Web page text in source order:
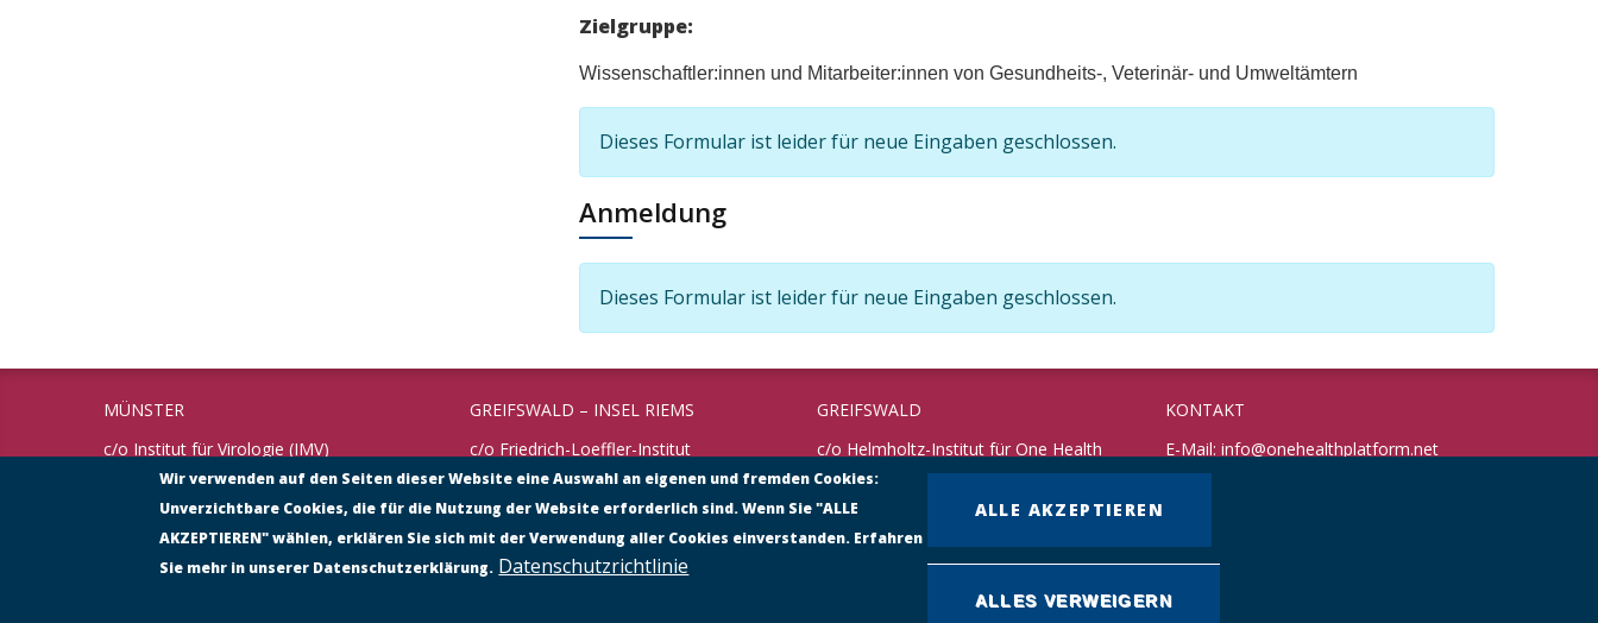
Zielgruppe:
Wissenschaftler:innen und Mitarbeiter:innen von Gesundheits-, Veterinär- und Umweltämtern
Informationsnachricht
Dieses Formular ist leider für neue Eingaben geschlossen.
Anmeldung
Informationsnachricht
Dieses Formular ist leider für neue Eingaben geschlossen.
MÜNSTER
c/o Institut für Virologie (IMV)
Universität Münster
Von-Esmarch-Straße 56
48149 Münster
Tel.: 0251 – 835 30 11
GREIFSWALD – INSEL RIEMS
c/o Friedrich-Loeffler-Institut
Bundesforschungsinstitut für
Südufer 10
17493 Greifswald – Insel Riems
GREIFSWALD
c/o Helmholtz-Institut für One Health
Fleischmannstraße 42
17489 Greifswald
Telefon: +49 3834 3916 101
https://www.helmholtz-hioh.de
KONTAKT
E-Mail: info@onehealthplatform.net
Website: in Kürze
Wir verwenden auf den Seiten dieser Website eine Auswahl an eigenen und fremden Cookies:
Unverzichtbare Cookies, die für die Nutzung der Website erforderlich sind. Wenn Sie "ALLE
AKZEPTIEREN" wählen, erklären Sie sich mit der Verwendung aller Cookies einverstanden. Erfahren
Sie mehr in unserer Datenschutzerklärung. Datenschutzrichtlinie
ALLE AKZEPTIEREN
ALLES VERWEIGERN